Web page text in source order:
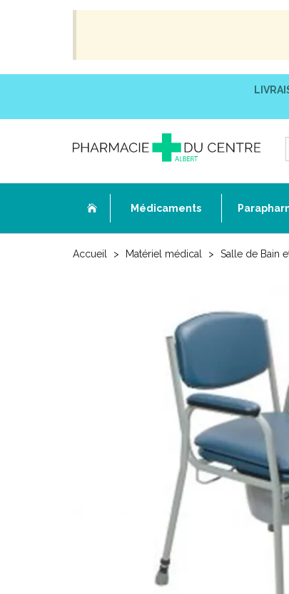
Médicaments
Accueil Matériel médical Salle de Bain